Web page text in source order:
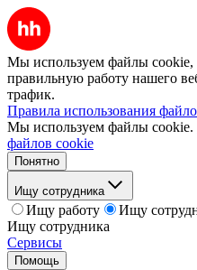
Мы используем файлы cookie,
правильную работу нашего
трафик.
Правила использования
Мы используем файлы cookie.
файлов cookie
Понятно
Ищу сотрудника
Ищу работу
Ищу
Ищу сотрудника
Сервисы
Помощь